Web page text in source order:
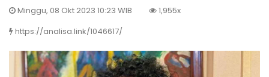
Minggu, 08 Okt 2023 10:23 WIB
1,955x
https://analisa.link/1046617/